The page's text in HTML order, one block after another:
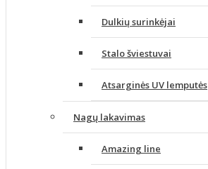
Dulkių surinkėjai
Stalo šviestuvai
Atsarginės UV lemputės
Nagų lakavimas
Amazing line